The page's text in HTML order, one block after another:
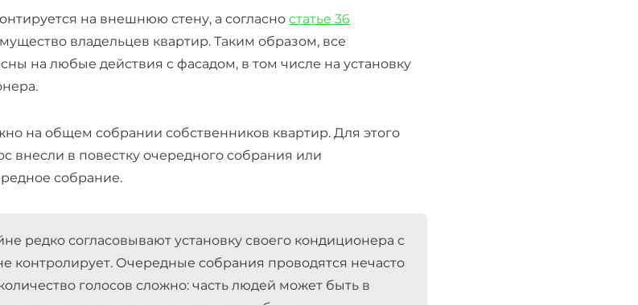
на внешнюю стену, а согласно статье 36
владельцев квартир. Таким образом, все
на любые действия с фасадом, в том числе на установку
на общем собрании собственников квартир. Для этого
внесли в повестку очередного собрания или
собрание.
редко согласовывают установку своего кондиционера с
контролирует. Очередные собрания проводятся нечасто
голосов сложно: часть людей может быть в